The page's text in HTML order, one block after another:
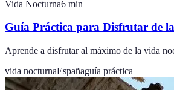
Vida Nocturna6 min
Guía Práctica para Disfrutar de
Aprende a disfrutar al máximo de la vida
vida nocturnaEspañaguía práctica